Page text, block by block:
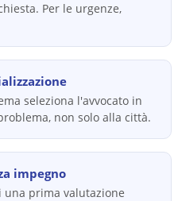
Per le urgenze,
seleziona l'avvocato in
non solo alla città.
impegno
una prima valutazione